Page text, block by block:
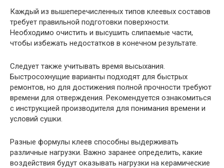
Каждый из вышеперечисленных типов клеевых составов
требует правильной подготовки поверхности.
Необходимо очистить и высушить слипаемые части,
чтобы избежать недостатков в конечном результате.
Следует также учитывать время высыхания.
Быстросохнущие варианты подходят для быстрых
ремонтов, но для достижения полной прочности требуют
времени для отверждения. Рекомендуется ознакомиться
с инструкцией производителя для понимания времени и
условий сушки.
Разные формулы клеев способны выдерживать
различные нагрузки. Важно заранее определить, какие
воздействия будут оказывать нагрузки на керамические